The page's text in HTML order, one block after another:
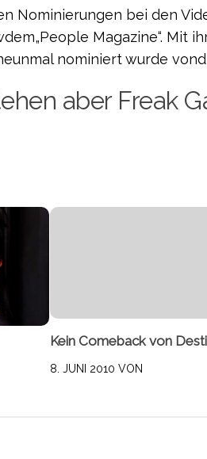
Nominierungen bei den
Magazine“. Mit
nominiert wurde
aber Freak
Kein Comeback von
8. JUNI 2010 VON